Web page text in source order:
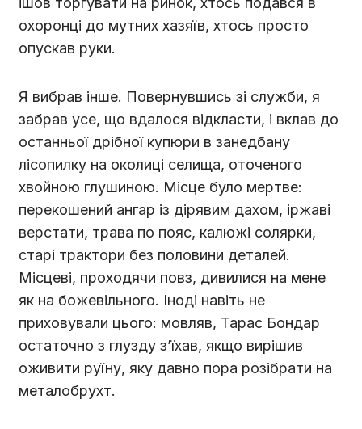
охоронці до мутних хазяїв, хтось просто
опускав руки.
Я вибрав інше. Повернувшись зі служби, я
забрав усе, що вдалося відкласти, і вклав до
останньої дрібної купюри в занедбану
лісопилку на околиці селища, оточеного
хвойною глушиною. Місце було мертве:
перекошений ангар із дірявим дахом, іржаві
верстати, трава по пояс, калюжі солярки,
старі трактори без половини деталей.
Місцеві, проходячи повз, дивилися на мене
як на божевільного. Іноді навіть не
приховували цього: мовляв, Тарас Бондар
остаточно з глузду з’їхав, якщо вирішив
оживити руїну, яку давно пора розібрати на
металобрухт.